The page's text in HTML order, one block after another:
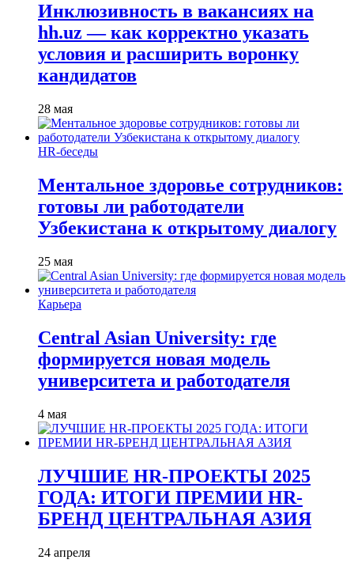
Инклюзивность в вакансиях на
hh.uz — как корректно указать
условия и расширить воронку
кандидатов
28 мая
HR-беседы
Ментальное здоровье сотрудников:
готовы ли работодатели
Узбекистана к открытому диалогу
25 мая
Карьера
Central Asian University: где
формируется новая модель
университета и работодателя
4 мая
ЛУЧШИЕ HR-ПРОЕКТЫ 2025
ГОДА: ИТОГИ ПРЕМИИ HR-
БРЕНД ЦЕНТРАЛЬНАЯ АЗИЯ
24 апреля